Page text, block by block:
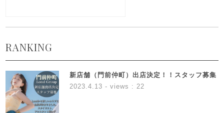
RANKING
新店舗（門前仲町）出店決定！！スタッフ募集
2023.4.13 - views : 22